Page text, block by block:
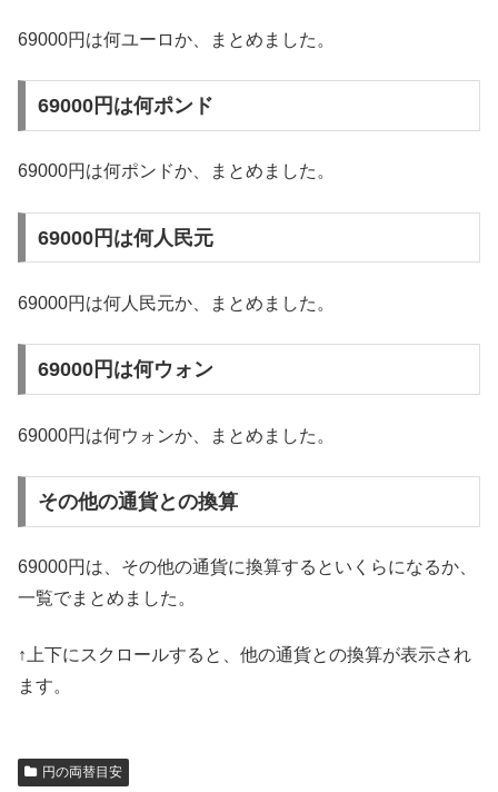
69000円は何ユーロか、まとめました。
69000円は何ポンド
69000円は何ポンドか、まとめました。
69000円は何人民元
69000円は何人民元か、まとめました。
69000円は何ウォン
69000円は何ウォンか、まとめました。
その他の通貨との換算
69000円は、その他の通貨に換算するといくらになるか、
一覧でまとめました。
↑上下にスクロールすると、他の通貨との換算が表示され
ます。
円の両替目安